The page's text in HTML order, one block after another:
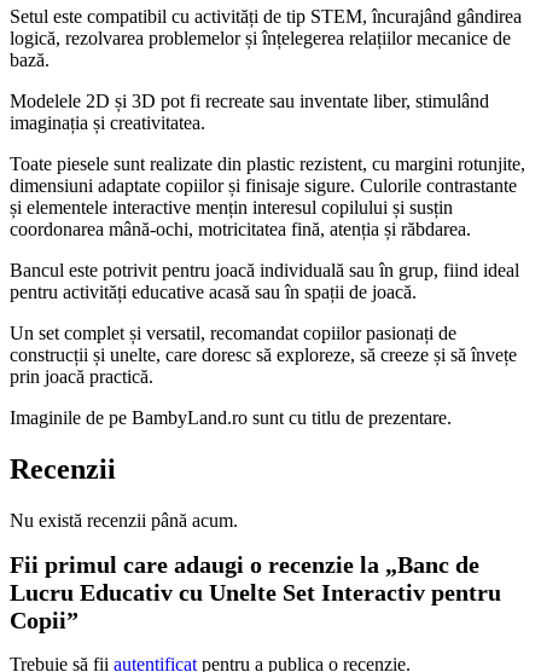
Setul este compatibil cu activități de tip STEM, încurajând gândirea
logică, rezolvarea problemelor și înțelegerea relațiilor mecanice de
bază.
Modelele 2D și 3D pot fi recreate sau inventate liber, stimulând
imaginația și creativitatea.
Toate piesele sunt realizate din plastic rezistent, cu margini rotunjite,
dimensiuni adaptate copiilor și finisaje sigure. Culorile contrastante
și elementele interactive mențin interesul copilului și susțin
coordonarea mână-ochi, motricitatea fină, atenția și răbdarea.
Bancul este potrivit pentru joacă individuală sau în grup, fiind ideal
pentru activități educative acasă sau în spații de joacă.
Un set complet și versatil, recomandat copiilor pasionați de
construcții și unelte, care doresc să exploreze, să creeze și să învețe
prin joacă practică.
Imaginile de pe BambyLand.ro sunt cu titlu de prezentare.
Recenzii
Nu există recenzii până acum.
Fii primul care adaugi o recenzie la „Banc de
Lucru Educativ cu Unelte Set Interactiv pentru
Copii”
Trebuie să fii autentificat pentru a publica o recenzie.